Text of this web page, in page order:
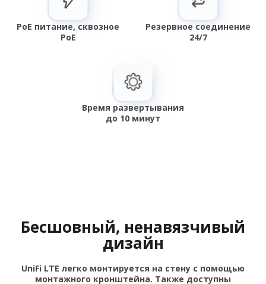
PoE питание, сквозное
PoE
Резервное соединение
24/7
Время развертывания
до 10 минут
Бесшовный, ненавязчивый
дизайн
UniFi LTE легко монтируется на стену с помощью
монтажного кронштейна. Также доступны